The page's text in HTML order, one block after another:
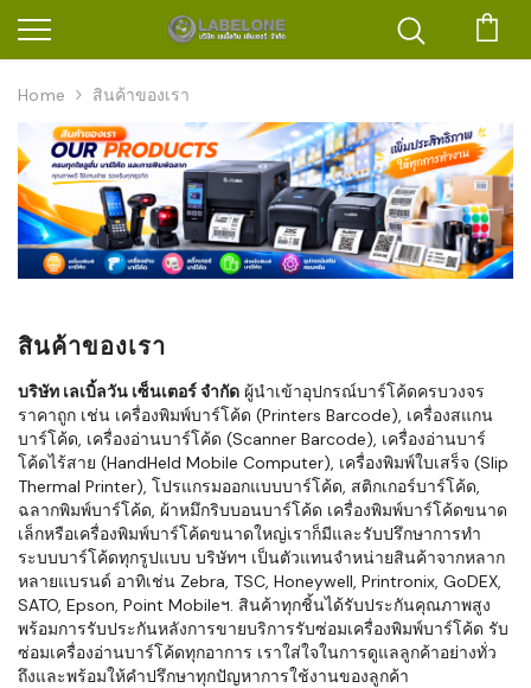
Home สินค้าของเรา
สินค้าของเรา
บริษัท เลเบิ้ลวัน เซ็นเตอร์ จำกัด ผู้นำเข้าอุปกรณ์บาร์โค้ดครบวงจร
ราคาถูก เช่น เครื่องพิมพ์บาร์โค้ด (Printers Barcode), เครื่องสแกน
บาร์โค้ด, เครื่องอ่านบาร์โค้ด (Scanner Barcode), เครื่องอ่านบาร์
โค้ดไร้สาย (HandHeld Mobile Computer), เครื่องพิมพ์ใบเสร็จ (Slip
Thermal Printer), โปรแกรมออกแบบบาร์โค้ด, สติกเกอร์บาร์โค้ด,
ฉลากพิมพ์บาร์โค้ด, ผ้าหมึกริบบอนบาร์โค้ด เครื่องพิมพ์บาร์โค้ดขนาด
เล็กหรือเครื่องพิมพ์บาร์โค้ดขนาดใหญ่เราก็มีและรับปรึกษาการทำ
ระบบบาร์โค้ดทุกรูปแบบ บริษัทฯ เป็นตัวแทนจำหน่ายสินค้าจากหลาก
หลายแบรนด์ อาทิเช่น Zebra, TSC, Honeywell, Printronix, GoDEX,
SATO, Epson, Point Mobileฯ. สินค้าทุกชิ้นได้รับประกันคุณภาพสูง
พร้อมการรับประกันหลังการขายบริการรับซ่อมเครื่องพิมพ์บาร์โค้ด รับ
ซ่อมเครื่องอ่านบาร์โค้ดทุกอาการ เราใส่ใจในการดูแลลูกค้าอย่างทั่ว
ถึงและพร้อมให้คำปรึกษาทุกปัญหาการใช้งานของลูกค้า